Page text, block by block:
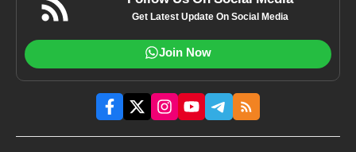
Get Latest Update On Social Media
Join Now